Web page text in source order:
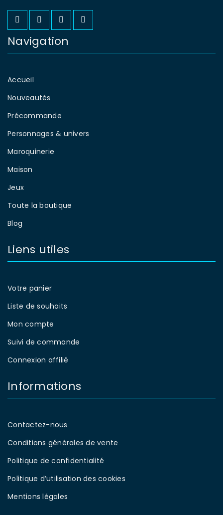
Navigation
Accueil
Nouveautés
Précommande
Personnages & univers
Maroquinerie
Maison
Jeux
Toute la boutique
Blog
Liens utiles
Votre panier
Liste de souhaits
Mon compte
Suivi de commande
Connexion affilié
Informations
Contactez-nous
Conditions générales de vente
Politique de confidentialité
Politique d’utilisation des cookies
Mentions légales